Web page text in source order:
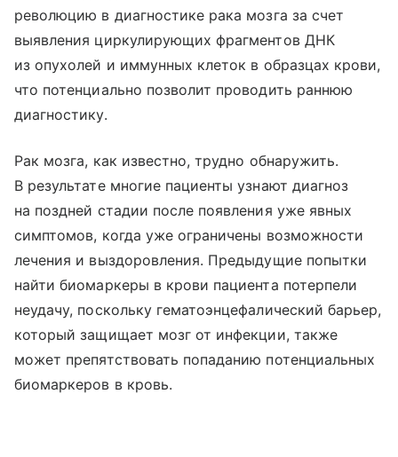
революцию в диагностике рака мозга за счет
выявления циркулирующих фрагментов ДНК
из опухолей и иммунных клеток в образцах крови,
что потенциально позволит проводить раннюю
диагностику.
Рак мозга, как известно, трудно обнаружить.
В результате многие пациенты узнают диагноз
на поздней стадии после появления уже явных
симптомов, когда уже ограничены возможности
лечения и выздоровления. Предыдущие попытки
найти биомаркеры в крови пациента потерпели
неудачу, поскольку гематоэнцефалический барьер,
который защищает мозг от инфекции, также
может препятствовать попаданию потенциальных
биомаркеров в кровь.